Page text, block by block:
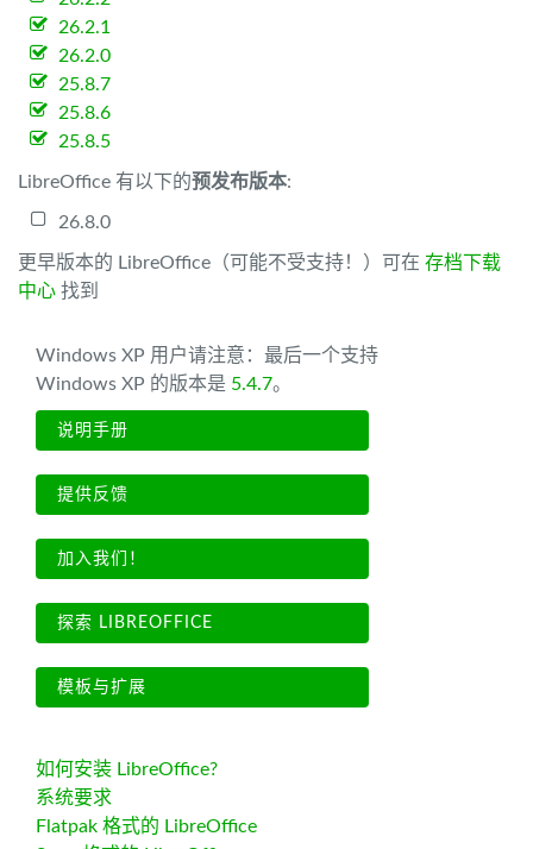
26.2.1
26.2.0
25.8.7
25.8.6
25.8.5
LibreOffice 有以下的预发布版本:
26.8.0
更早版本的 LibreOffice（可能不受支持！）可在 存档下载
中心 找到
Windows XP 用户请注意：最后一个支持
Windows XP 的版本是 5.4.7。
说明手册
提供反馈
加入我们！
探索 LIBREOFFICE
模板与扩展
如何安装 LibreOffice?
系统要求
Flatpak 格式的 LibreOffice